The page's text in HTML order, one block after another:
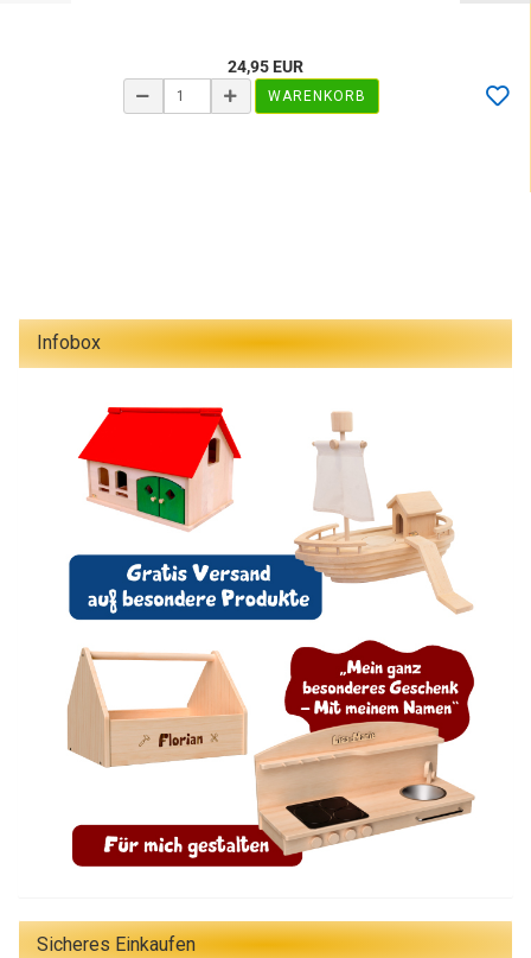
24,95 EUR
WARENKORB
Infobox
Sicheres Einkaufen